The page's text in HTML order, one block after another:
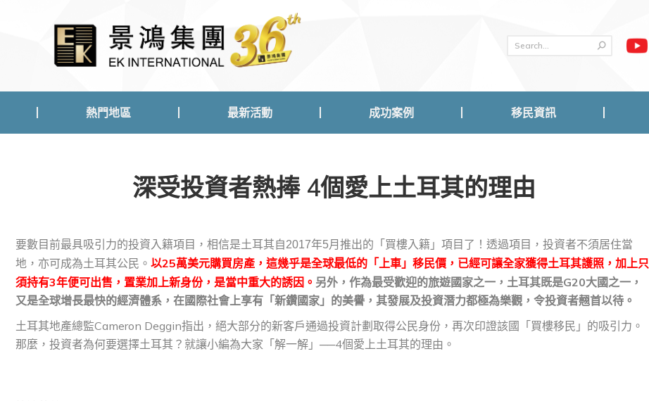
熱門地區 最新活動 成功案例 移民資訊
深受投資者熱捧 4個愛上土耳其的理由
要數目前最具吸引力的投資入籍項目，相信是土耳其自2017年5月推出的「買樓入籍」項目了！透過項目，投資者不須居住當
地，亦可成為土耳其公民。 以25萬美元購買房產，這幾乎是全球最低的「上車」移民價，已經可讓全家獲得土耳其護照，加上只
須持有3年便可出售，置業加上新身份，是當中重大的誘因。 另外，作為最受歡迎的旅遊國家之一，土耳其既是G20大國之一，
又是全球增長最快的經濟體系，在國際社會上享有「新鑽國家」的美譽，其發展及投資潛力都極為樂觀，令投資者翹首以待。
土耳其地產總監Cameron Deggin指出，絕大部分的新客戶通過投資計劃取得公民身份，再次印證該國「買樓移民」的吸引力。
那麼，投資者為何要選擇土耳其？就讓小編為大家「解一解」──4個愛上土耳其的理由。
熱門地區 最新活動